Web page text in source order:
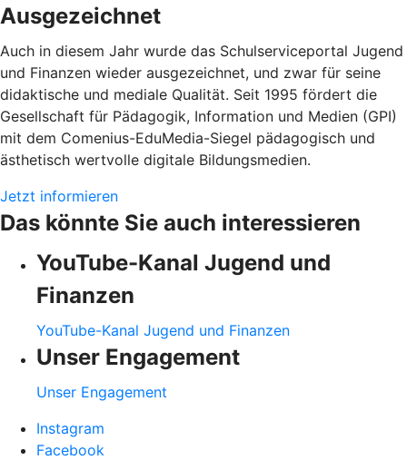
Ausgezeichnet
Auch in diesem Jahr wurde das Schulserviceportal Jugend
und Finanzen wieder ausgezeichnet, und zwar für seine
didaktische und mediale Qualität. Seit 1995 fördert die
Gesellschaft für Pädagogik, Information und Medien (GPI)
mit dem Comenius-EduMedia-Siegel pädagogisch und
ästhetisch wertvolle digitale Bildungsmedien.
Jetzt informieren
Das könnte Sie auch interessieren
YouTube-Kanal Jugend und
Finanzen
YouTube-Kanal Jugend und Finanzen
Unser Engagement
Unser Engagement
Instagram
Facebook